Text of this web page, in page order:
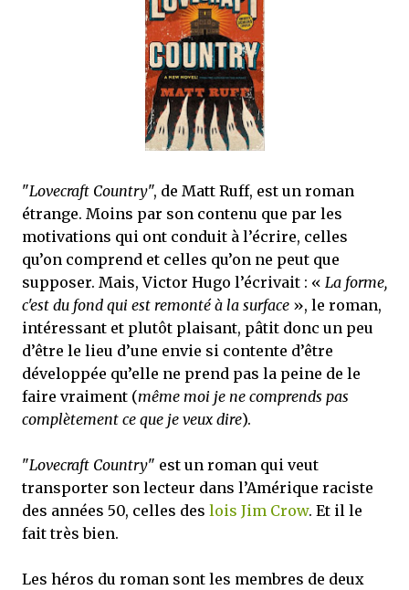
que Thomas connaissait et appréciait Olivier. Marlowe découvre une ville qu’il
ne connaissait pas, habitée par la méfiance, la peur et le rigorisme de la Ligue,
une ville pleine de mystères et de vieilles rancœurs. La Dame d...
"Lovecraft Country", de Matt Ruff, est un roman
étrange. Moins par son contenu que par les
motivations qui ont conduit à l’écrire, celles
qu’on comprend et celles qu’on ne peut que
supposer. Mais, Victor Hugo l’écrivait : « La forme,
c'est du fond qui est remonté à la surface », le roman,
intéressant et plutôt plaisant, pâtit donc un peu
d’être le lieu d’une envie si contente d’être
développée qu’elle ne prend pas la peine de le
faire vraiment (même moi je ne comprends pas
complètement ce que je veux dire).
"Lovecraft Country" est un roman qui veut
transporter son lecteur dans l’Amérique raciste
des années 50, celles des lois Jim Crow. Et il le
fait très bien.
Les héros du roman sont les membres de deux